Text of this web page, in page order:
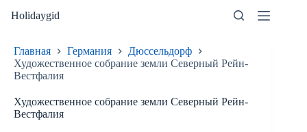
Holidaygid
Главная Германия
Дюссельдорф
Художественное собрание земли Северный Рейн-
Вестфалия
Художественное собрание земли Северный Рейн-
Вестфалия